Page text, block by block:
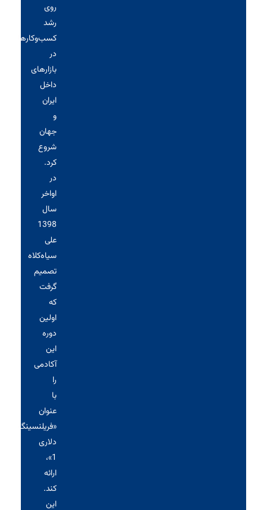
روی
رشد
کسب‌وکارها
در
بازارهای
داخل
ایران
و
جهان
شروع
کرد.
در
اواخر
سال
1398
علی
سیاه‌کلاه
تصمیم
گرفت
که
اولین
دوره
این
آکادمی
را
با
عنوان
«فریلنسینگ
دلاری
1»،
ارائه
کند.
این